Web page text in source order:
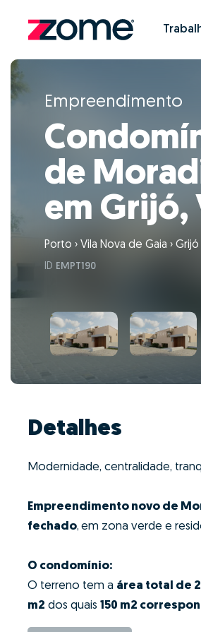
Empreendimento
de
em Grijó,
Porto › Vila Nova de Gaia ›
ID EMPT190
Detalhes
Modernidade, centralidade,
Empreendimento novo de
fechado, em zona verde e
O condomínio:
O terreno tem a área total de
m2 dos quais 150 m2